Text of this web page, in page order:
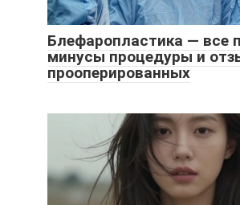
Блефаропластика — все
минусы процедуры и
прооперированных